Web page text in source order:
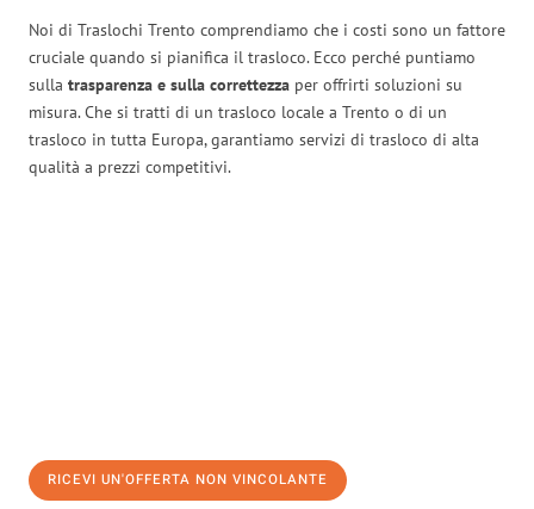
Noi di Traslochi Trento comprendiamo che i costi sono un fattore
cruciale quando si pianifica il trasloco. Ecco perché puntiamo
sulla trasparenza e sulla correttezza per offrirti soluzioni su
misura. Che si tratti di un trasloco locale a Trento o di un
trasloco in tutta Europa, garantiamo servizi di trasloco di alta
qualità a prezzi competitivi.
RICEVI UN'OFFERTA NON VINCOLANTE